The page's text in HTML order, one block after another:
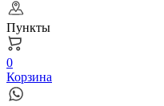
Пункты
0
Корзина